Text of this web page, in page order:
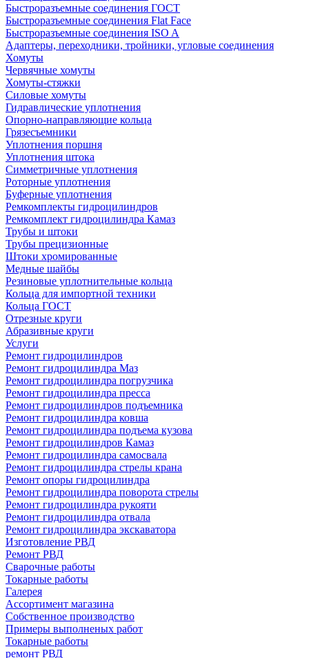
Быстроразъемные соединения ГОСТ
Быстроразъемные соединения Flat Face
Быстроразъемные соединения ISO A
Адаптеры, переходники, тройники, угловые соединения
Хомуты
Червячные хомуты
Хомуты-стяжки
Силовые хомуты
Гидравлические уплотнения
Опорно-направляющие кольца
Грязесъемники
Уплотнения поршня
Уплотнения штока
Симметричные уплотнения
Роторные уплотнения
Буферные уплотнения
Ремкомплекты гидроцилиндров
Ремкомплект гидроцилиндра Камаз
Трубы и штоки
Трубы прецизионные
Штоки хромированные
Медные шайбы
Резиновые уплотнительные кольца
Кольца для импортной техники
Кольца ГОСТ
Отрезные круги
Абразивные круги
Услуги
Ремонт гидроцилиндров
Ремонт гидроцилиндра Маз
Ремонт гидроцилиндра погрузчика
Ремонт гидроцилиндра пресса
Ремонт гидроцилиндров подъемника
Ремонт гидроцилиндра ковша
Ремонт гидроцилиндра подъема кузова
Ремонт гидроцилиндров Камаз
Ремонт гидроцилиндра самосвала
Ремонт гидроцилиндра стрелы крана
Ремонт опоры гидроцилиндра
Ремонт гидроцилиндра поворота стрелы
Ремонт гидроцилиндра рукояти
Ремонт гидроцилиндра отвала
Ремонт гидроцилиндра экскаватора
Изготовление РВД
Ремонт РВД
Сварочные работы
Токарные работы
Галерея
Ассортимент магазина
Собственное производство
Примеры выполненых работ
Токарные работы
ремонт РВД